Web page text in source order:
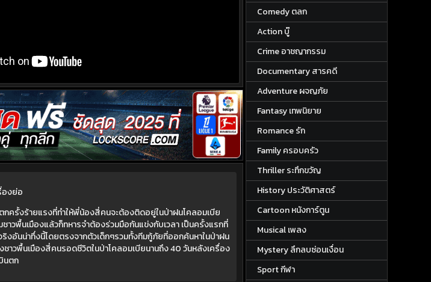
องย่อ
ครั้งร้ายแรงที่ทำให้พี่น้องสี่คนจะต้องติดอยู่ในป่าฝนโคลอมเบีย
าวพื้นเมืองแล้วก็ทหารจำต้องร่วมมือกันแข่งกับเวลา เป็นครั้งแรกที่
ริงอันน่าทึ่งนี้โดยตรงจากตัวเด็กๆรวมทั้งทีมกู้ภัยที่ออกค้นหาในป่าฝน
าวพื้นเมืองสี่คนรอดชีวิตในป่าโคลอมเบียนานถึง 40 วันหลังเครื่อง
นตก
Comedy ตลก
Action บู๊
Crime อาชญากรรม
Documentary สารคดี
Adventure ผจญภัย
Fantasy เทพนิยาย
Romance รัก
Family ครอบครัว
Thriller ระทึกขวัญ
History ประวัติศาสตร์
Cartoon หนังการ์ตูน
Musical เพลง
Mystery ลึกลบซ่อนเงื่อน
Sport กีฬา